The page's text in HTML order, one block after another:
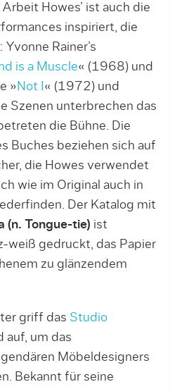
Howes’ ist auch die
inspiriert, die
Rainer’s
is a Muscle« (1968) und
»Not I « (1972) und
Szenen unterbrechen das
die Bühne. Die
Buches beziehen sich auf
die Howes verwendet
wie im Original auch in
Der Katalog mit
(n. Tongue-tie) ist
weiß gedruckt, das Papier
zu glänzendem
griff das Studio
auf, um das
Möbeldesigners
Bekannt für seine